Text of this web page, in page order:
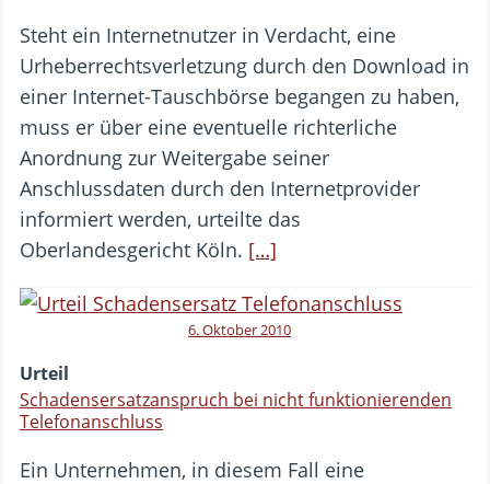
Steht ein Internetnutzer in Verdacht, eine
Urheberrechtsverletzung durch den Download in
einer Internet-Tauschbörse begangen zu haben,
muss er über eine eventuelle richterliche
Anordnung zur Weitergabe seiner
Anschlussdaten durch den Internetprovider
informiert werden, urteilte das
Oberlandesgericht Köln. […]
6. Oktober 2010
Urteil
Schadensersatzanspruch bei nicht funktionierenden
Telefonanschluss
Ein Unternehmen, in diesem Fall eine